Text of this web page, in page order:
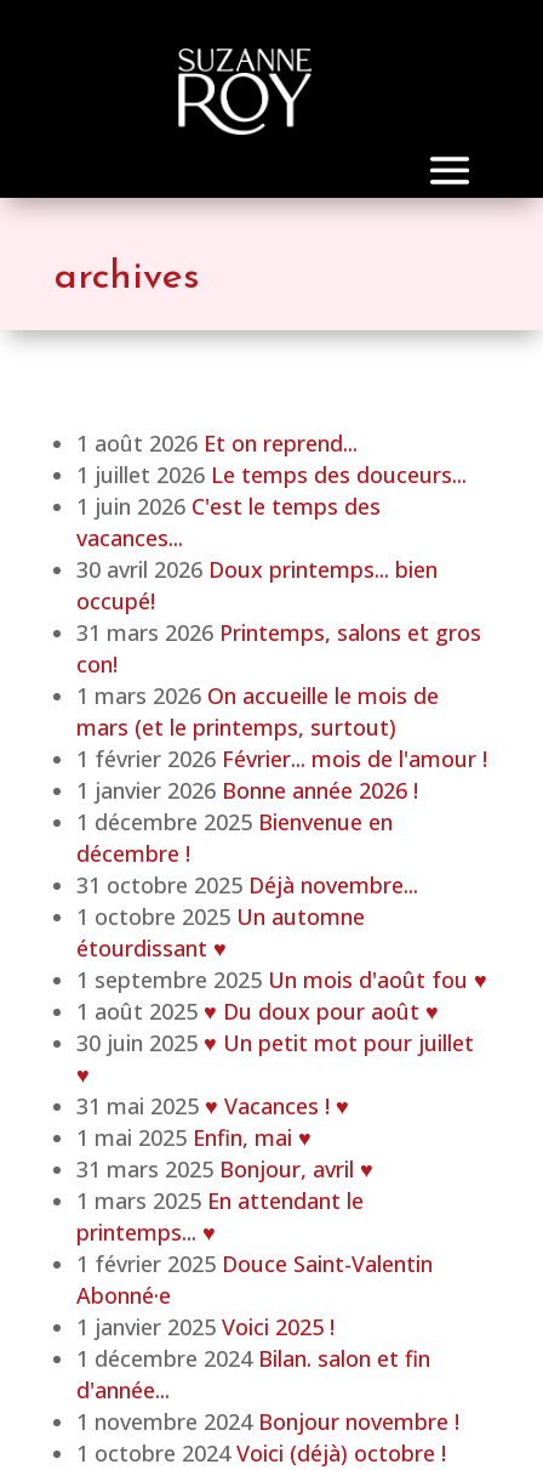
archives
1 août 2026 Et on reprend...
1 juillet 2026 Le temps des douceurs...
1 juin 2026 C'est le temps des
vacances...
30 avril 2026 Doux printemps... bien
occupé!
31 mars 2026 Printemps, salons et gros
con!
1 mars 2026 On accueille le mois de
mars (et le printemps, surtout)
1 février 2026 Février... mois de l'amour !
1 janvier 2026 Bonne année 2026 !
1 décembre 2025 Bienvenue en
décembre !
31 octobre 2025 Déjà novembre...
1 octobre 2025 Un automne
étourdissant ♥
1 septembre 2025 Un mois d'août fou ♥
1 août 2025 ♥ Du doux pour août ♥
30 juin 2025 ♥ Un petit mot pour juillet
♥
31 mai 2025 ♥ Vacances ! ♥
1 mai 2025 Enfin, mai ♥
31 mars 2025 Bonjour, avril ♥
1 mars 2025 En attendant le
printemps... ♥
1 février 2025 Douce Saint-Valentin
Abonné·e
1 janvier 2025 Voici 2025 !
1 décembre 2024 Bilan. salon et fin
d'année...
1 novembre 2024 Bonjour novembre !
1 octobre 2024 Voici (déjà) octobre !